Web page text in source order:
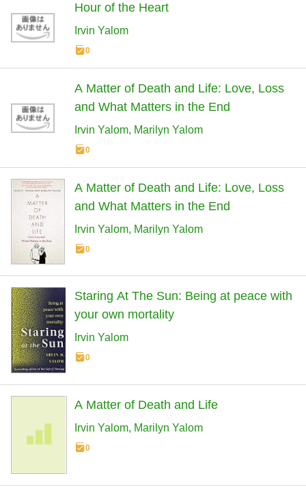
Hour of the Heart
Irvin Yalom
0
A Matter of Death and Life: Love, Loss
and What Matters in the End
Irvin Yalom Marilyn Yalom
0
A Matter of Death and Life: Love, Loss
and What Matters in the End
Irvin Yalom Marilyn Yalom
0
Staring At The Sun: Being at peace with
your own mortality
Irvin Yalom
0
A Matter of Death and Life
Irvin Yalom Marilyn Yalom
0